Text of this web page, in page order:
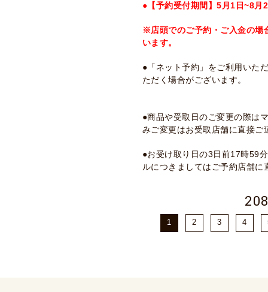
●【予約受付期間】5月1日~8月
※店頭でのご予約・ご入金の場
います。
●「ネット予約」をご利用いた
ただく場合がございます。
●商品や受取日のご変更の際は
みご変更はお受取店舗に直接ご
●お受け取り日の3日前17時59
ルにつきましてはご予約店舗に
1 2 3 4